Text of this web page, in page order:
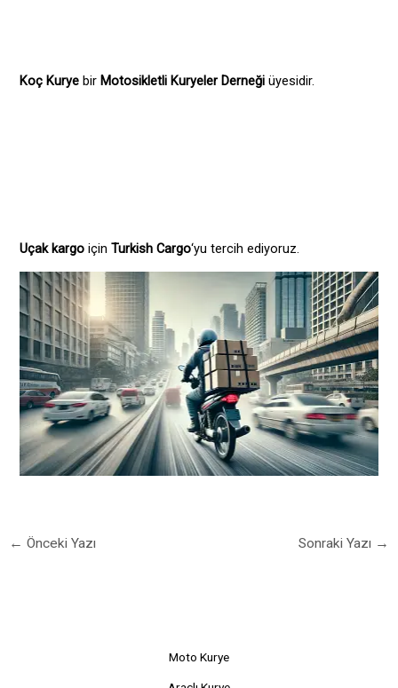
Koç Kurye birMotosikletli Kuryeler Derneği üyesidir.
Uçak kargo içinTurkish Cargo‘yu tercih ediyoruz.
← Önceki Yazı Sonraki Yazı →
Moto Kurye